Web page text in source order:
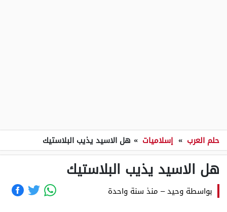
حلم العرب » إسلاميات » هل الاسيد يذيب البلاستيك
هل الاسيد يذيب البلاستيك
بواسطة وحيد– منذ سنة واحدة